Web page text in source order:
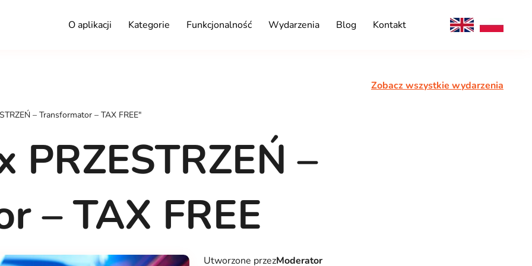
O aplikacji Kategorie Funkcjonalność Wydarzenia Blog Kontakt
Zobacz wszystkie wydarzenia
– Transformator – TAX FREE"
PRZESTRZEŃ –
– TAX FREE
Utworzone przezModerator